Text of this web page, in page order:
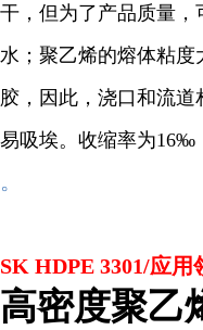
干，但为了产品质量
水；聚乙烯的熔体粘
胶，因此，浇口和流
易吸埃。收缩率为16‰
。
SK HDPE 3301/应用
高密度聚乙